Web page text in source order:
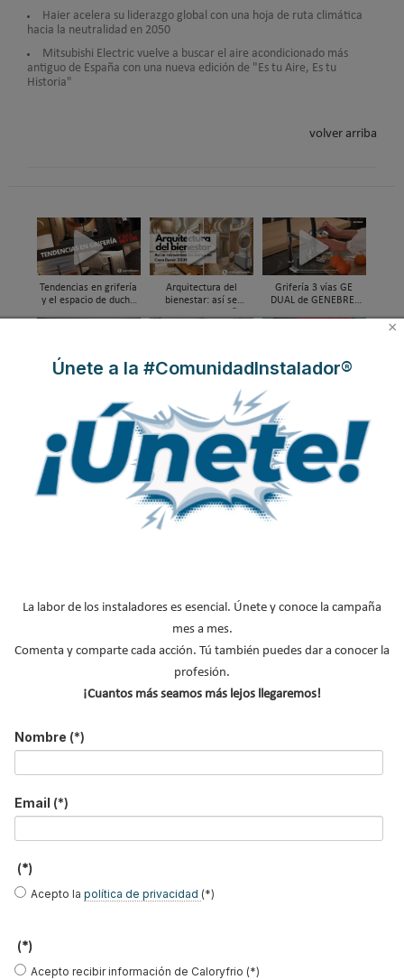
Haier acelera su liderazgo global con una hoja de ruta climática
hacia la neutralidad en 2050
Mitsubishi Electric vuelve a buscar el aire acondicionado más
antiguo de España con una nueva edición de "Es tu Aire, Es tu
Historia"
volver arriba
Tendencias en grifería
y el espacio de ducha
Arquitectura del
bienestar: así se
Grifería 3 vías GE
DUAL de GENEBRE,
Serie TAU de GENEBRE
La revolución del baño
en el sector hotelero |
Pulso al Mercado
c
MÁS SOBRE GRIFERÍA
×
Únete a la #ComunidadInstalador®
La labor de los instaladores es esencial. Únete y conoce la campaña
mes a mes.
Comenta y comparte cada acción. Tú también puedes dar a conocer la
profesión.
¡Cuantos más seamos más lejos llegaremos!
Nombre (*)
Email (*)
(*)
Acepto la política de privacidad (*)
(*)
Acepto recibir información de Caloryfrio (*)